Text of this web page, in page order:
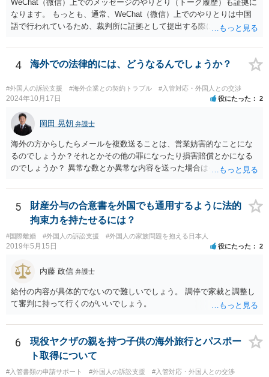
WeChat（微信）上でのメッセージのやりとり（トーク履歴）も証拠に
なります。 もっとも、通常、WeChat（微信）上でのやりとりは中国
語で行われているため、裁判所に証拠として提出する際には日本語の
4 海外での法律的には、どうなるんでしょうか？
#外国人の訴訟支援 #海外企業との契約トラブル #入管対応・外国人との交渉
2024年10月17日 役にたった 2
岡田 晃朝 弁護士
海外の方からしたらメールを複数送ることは、営業妨害的なことにな
るのでしょうか？それとかその他の罪になったり損害賠償とかになる
のでしょうか？ 異常な数とか異常な内容を送った場合はそういうこと
ませんが、日本ではそうです。 しかし、現実には、あまりないかとは
思います。 お礼を送ったなら、もう伝っているでしょうから、今後
は、止めておけばよいでしょう。
5
財産分与の合意書を外国でも通用するように法的
拘束力を持たせるには？
#国際離婚 #外国人の訴訟支援 #外国人の家族問題を抱える日本人
2019年5月15日 役にたった 2
内藤 政信 弁護士
給付の内容が具体的でないので難しいでしょう。 調停で家裁と調整し
て審判に持って行くのがいいでしょう。
6
現役ヤクザの親を持つ子供の海外旅行とパスポー
ト取得について
#入管書類の申請サポート #外国人の訴訟支援
#入管対応・外国人との交渉